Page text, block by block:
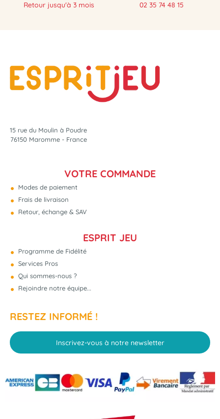
Retour jusqu'à 3 mois
02 35 74 48 15
15 rue du Moulin à Poudre
76150 Maromme - France
VOTRE COMMANDE
Modes de paiement
Frais de livraison
Retour, échange & SAV
ESPRIT JEU
Programme de Fidélité
Services Pros
Qui sommes-nous ?
Rejoindre notre équipe...
RESTEZ INFORMÉ !
Inscrivez-vous à notre newsletter